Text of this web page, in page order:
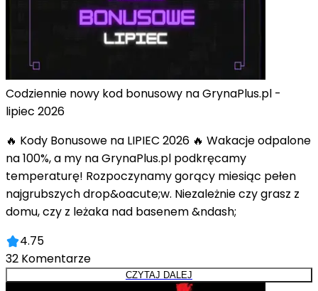
Codziennie nowy kod bonusowy na GrynaPlus.pl -
lipiec 2026
🔥 Kody Bonusowe na LIPIEC 2026 🔥 Wakacje odpalone
na 100%, a my na GrynaPlus.pl podkręcamy
temperaturę! Rozpoczynamy gorący miesiąc pełen
najgrubszych drop&oacute;w. Niezależnie czy grasz z
domu, czy z leżaka nad basenem &ndash;
4.75
32 Komentarze
CZYTAJ DALEJ